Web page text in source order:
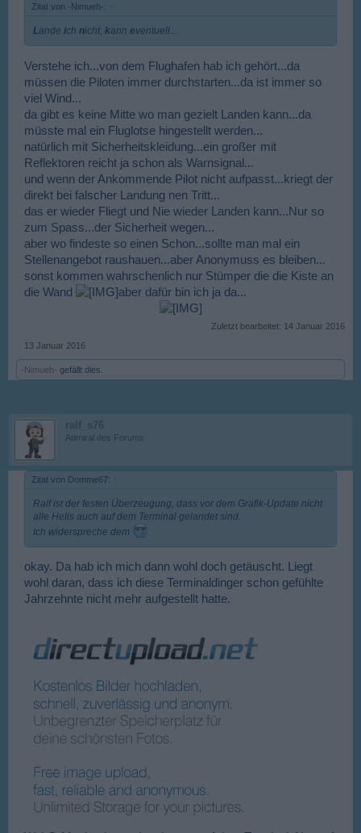
Zitat von -Nimueh-: ↑
Lande ich nicht, kann eventuell....
Verstehe ich...von dem Flughafen hab ich gehört...da
müssen die Piloten immer durchstarten...da ist immer so
viel Wind...
da gibt es keine Mitte wo man gezielt Landen kann...da
müsste mal ein Fluglotse hingestellt werden...
natürlich mit Sicherheitskleidung...ein großer mit
Reflektoren reicht ja schon als Warnsignal...
und wenn der Ankommende Pilot nicht aufpasst...kriegt der
direkt bei falscher Landung nen Tritt...
das er wieder Fliegt und Nie wieder Landen kann...Nur so
zum Spass...der Sicherheit wegen...
aber wo findeste so einen Schon...sollte man mal ein
Stellenangebot raushauen...aber Anonymuss es bleiben...
sonst kommen wahrschenlich nur Stümper die die Kiste an
die Wand
aber dafür bin ich ja da...
Zuletzt bearbeitet: 14 Januar 2016
13 Januar 2016
-Nimueh- gefällt dies.
ralf_s76
Admiral des Forums
Zitat von Domme67: ↑
Ralf ist der festen Überzeugung, dass vor dem Grafik-Update nicht
alle Helis auch auf dem Terminal gelandet sind.
Ich widerspreche dem
okay. Da hab ich mich dann wohl doch getäuscht. Liegt
wohl daran, dass ich diese Terminaldinger schon gefühlte
Jahrzehnte nicht mehr aufgestellt hatte.